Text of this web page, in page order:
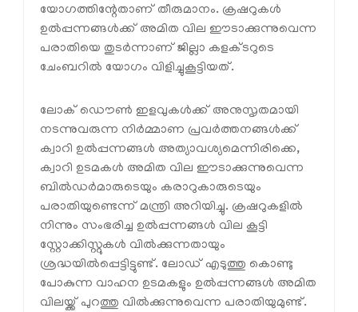
യോഗത്തിന്റേതാണ് തീരുമാനം. ക്രഷറുകള്‍
ഉല്‍പ്പന്നങ്ങള്‍ക്ക് അമിത വില ഈടാക്കുന്നുവെന്ന
പരാതിയെ തുടര്‍ന്നാണ് ജില്ലാ കളക്ടറുടെ
ചേംബറില്‍ യോഗം വിളിച്ചുകൂട്ടിയത്.
ലോക് ഡൌണ്‍ ഇളവുകള്‍ക്ക് അനുസൃതമായി
നടന്നുവരുന്ന നിര്‍മ്മാണ പ്രവര്‍ത്തനങ്ങള്‍ക്ക്
ക്വാറി ഉല്‍പ്പന്നങ്ങള്‍ അത്യാവശ്യമെന്നിരിക്കെ,
ക്വാറി ഉടമകള്‍ അമിത വില ഈടാക്കുന്നുവെന്ന
ബില്‍ഡര്‍മാരുടെയും കരാറുകാരുടെയും
പരാതിയുണ്ടെന്ന് മന്ത്രി അറിയിച്ചു. ക്രഷറുകളില്‍
നിന്നും സംഭരിച്ച ഉല്‍പ്പന്നങ്ങള്‍ വില കൂട്ടി
സ്റ്റോക്കിസ്റ്റുകള്‍ വില്‍ക്കുന്നതായും
ശ്രദ്ധയില്‍പ്പെട്ടിട്ടുണ്ട്. ലോഡ് എടുത്തു കൊണ്ടു
പോകുന്ന വാഹന ഉടമകളും ഉല്‍പ്പന്നങ്ങള്‍ അമിത
വിലയ്ക്ക് പുറത്തു വില്‍ക്കുന്നുവെന്ന പരാതിയുമുണ്ട്.